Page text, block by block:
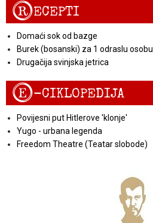
RECEPTI
Domaći sok od bazge
Burek (bosanski) za 1 odraslu osobu
Drugačija svinjska jetrica
E-CIKLOPEDIJA
Povijesni put Hitlerove 'klonje'
Yugo - urbana legenda
Freedom Theatre (Teatar slobode)